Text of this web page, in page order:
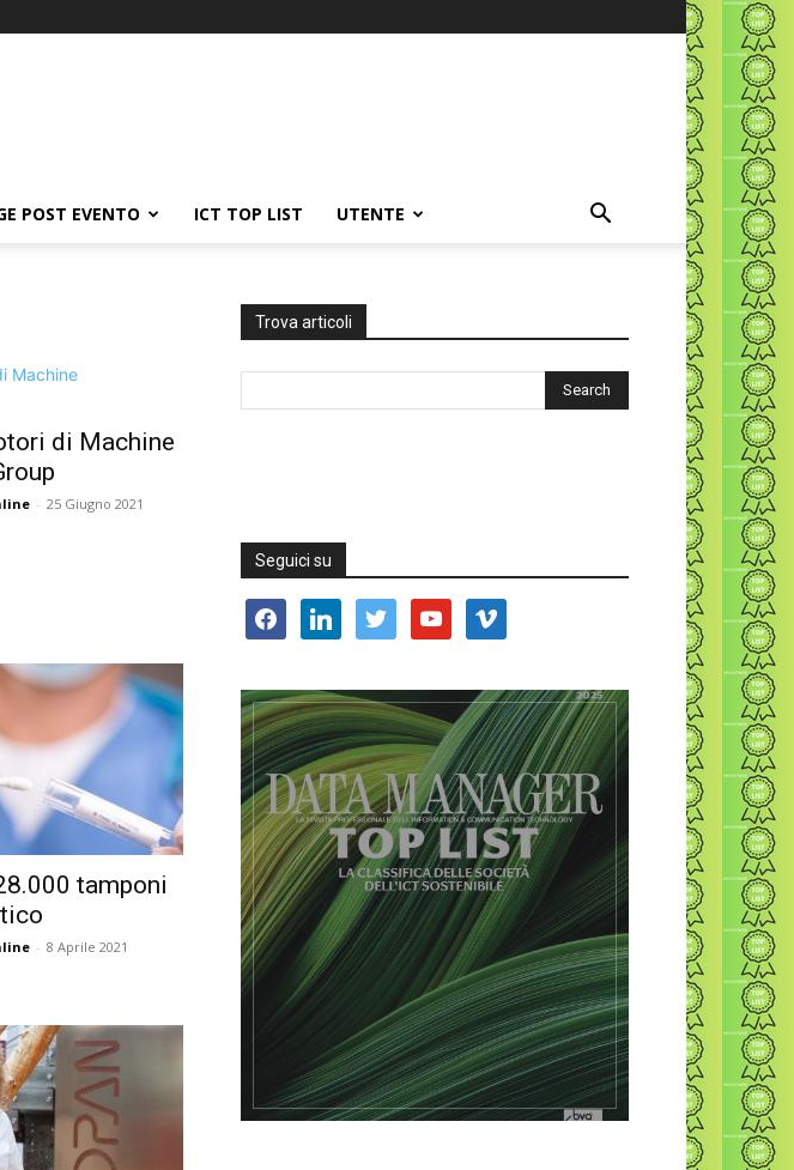
POST EVENTO ICT TOP LIST UTENTE
di Machine
- 25 Giugno 2021
tamponi
- 8 Aprile 2021
Trova articoli
Seguici su
facebooklinkedin twitter youtube vimeo